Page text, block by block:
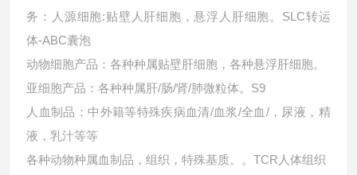
务：人源细胞:贴壁人肝细胞，悬浮人肝细胞。SLC转运
体-ABC囊泡
动物细胞产品：各种种属贴壁肝细胞，各种悬浮肝细胞。
亚细胞产品：各种种属肝/肠/肾/肺微粒体。S9
人血制品：中外籍等特殊疾病血清/血浆/全血/，尿液，精
液，乳汁等等
各种动物种属血制品，组织，特殊基质。。TCR人体组织